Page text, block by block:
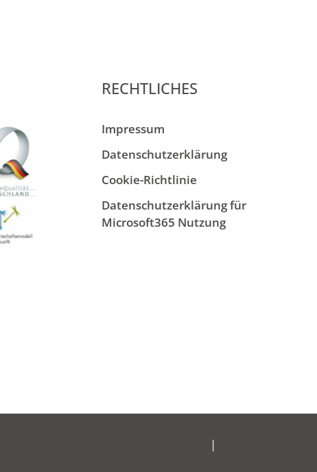
RECHTLICHES
Impressum
Datenschutzerklärung
Cookie-Richtlinie
Datenschutzerklärung für
Microsoft365 Nutzung
|